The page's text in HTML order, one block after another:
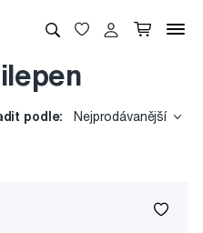
podle: Nejprodávanější